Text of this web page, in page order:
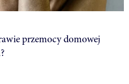
przemocy domowej